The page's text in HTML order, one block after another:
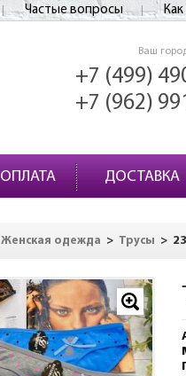
Частые вопросы Как
Ваш
+7 (499)
+7 (962)
ОПЛАТА ДОСТАВКА
Женская одежда > Трусы >